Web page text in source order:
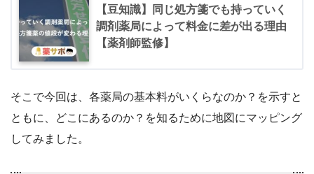
【豆知識】同じ処方箋でも持っていく
調剤薬局によって料金に差が出る理由
【薬剤師監修】
そこで今回は、各薬局の基本料がいくらなのか？を示すと
ともに、どこにあるのか？を知るために地図にマッピング
してみました。